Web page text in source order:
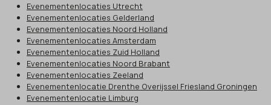
Evenementenlocaties Utrecht
Evenementenlocaties Gelderland
Evenementenlocaties Noord Holland
Evenementenlocaties Amsterdam
Evenementenlocaties Zuid Holland
Evenementenlocaties Noord Brabant
Evenementenlocaties Zeeland
Evenementenlocatie Drenthe Overijssel Friesland Groningen
Evenementenlocatie Limburg